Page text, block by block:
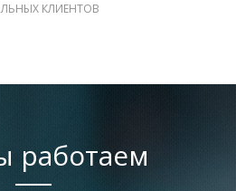
КЛИЕНТОВ
работаем